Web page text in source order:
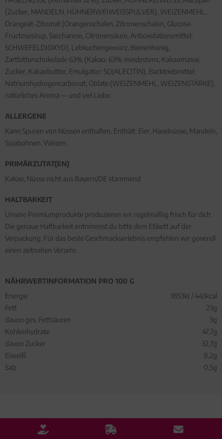
(Zucker, MANDELN, HÜHNERWEIWEISSPULVER), WEIZENMEHL,
Orangeat-Zitronat (Orangenschalen, Zitronenschalen, Glucose-
Fructosesirup, Saccharose, Citronensäure, Antioxidationsmittel:
SCHWEFELDIOXYD), Lebkuchengewürz, Bienenhonig,
Zartbitterschokolade 63% (Kakao: 63% mindestens, Kakaomasse,
Zucker, Kakaobutter, Emulgator: SOJALECITIN), Backtriebmittel:
Natriumhydrogencarbonat, Oblate (WEIZENMEHL, WEIZENSTÄRKE),
natürliches Aroma — und viel Liebe.
ALLERGENE
Kann Spuren von Nüssen enthalten. Enthält: Eier, Haselnüsse, Mandeln,
Sojabohnen, Weizen.
PRIMÄRZUTAT(EN)
Kakao, Nüsse nicht aus Bayern/DE stammend
HALTBARKEIT
Unsere Premiumprodukte produzieren wir regelmäßig frisch für dich.
Die genaue Haltbarkeit entnimmst du bitte dem Etikett auf der
Verpackung. Für das beste Geschmackserlebnis empfehlen wir generell
einen zeitnahen Verzehr.
NÄHRWERTINFORMATION PRO 100 G
Energie
1853kJ / 443kcal
Fett
23g
davon ges. Fettsäuren
3g
Kohlenhydrate
47,7g
davon Zucker
32,7g
Eiweiß
8,2g
Salz
0,5g